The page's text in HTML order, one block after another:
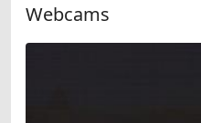
Webcams